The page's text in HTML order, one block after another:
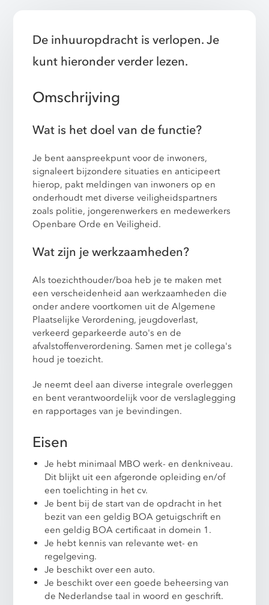
De inhuuropdracht is verlopen. Je
kunt hieronder verder lezen.
Omschrijving
Wat is het doel van de functie?
Je bent aanspreekpunt voor de inwoners,
signaleert bijzondere situaties en anticipeert
hierop, pakt meldingen van inwoners op en
onderhoudt met diverse veiligheidspartners
zoals politie, jongerenwerkers en medewerkers
Openbare Orde en Veiligheid.
Wat zijn je werkzaamheden?
Als toezichthouder/boa heb je te maken met
een verscheidenheid aan werkzaamheden die
onder andere voortkomen uit de Algemene
Plaatselijke Verordening, jeugdoverlast,
verkeerd geparkeerde auto's en de
afvalstoffenverordening. Samen met je collega's
houd je toezicht.
Je neemt deel aan diverse integrale overleggen
en bent verantwoordelijk voor de verslaglegging
en rapportages van je bevindingen.
Eisen
Je hebt minimaal MBO werk- en denkniveau.
Dit blijkt uit een afgeronde opleiding en/of
een toelichting in het cv.
Je bent bij de start van de opdracht in het
bezit van een geldig BOA getuigschrift en
een geldig BOA certificaat in domein 1.
Je hebt kennis van relevante wet- en
regelgeving.
Je beschikt over een auto.
Je beschikt over een goede beheersing van
de Nederlandse taal in woord en geschrift.